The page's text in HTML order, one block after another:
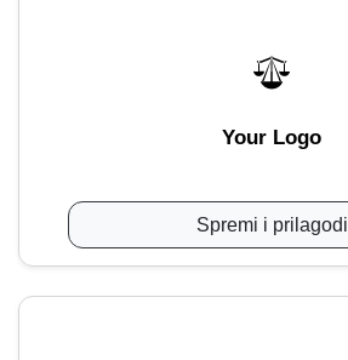
Your Logo
Spremi i prilagodi